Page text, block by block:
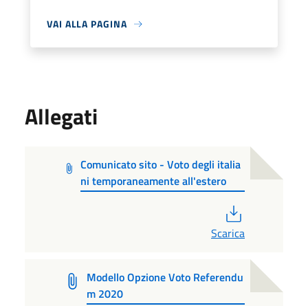
VAI ALLA PAGINA
Allegati
Comunicato sito - Voto degli italia
ni temporaneamente all'estero
Scarica
Modello Opzione Voto Referendu
m 2020